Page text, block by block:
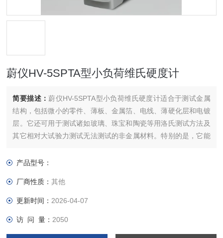
蔚仪HV-5SPTA型小负荷维氏硬度计
简要描述：蔚仪HV-5SPTA型小负荷维氏硬度计适合于测试金属
结构，包括微小的零件、薄板、金属箔、电线、薄硬化层和电镀
层。它还可用于测试诸如玻璃、珠宝和陶瓷等用洛氏测试方法及
其它相对大试验力测试无法测试的非金属材料。特别的是，它能
产品型号：
厂商性质：其他
更新时间： 2026-04-07
访 问 量： 2050